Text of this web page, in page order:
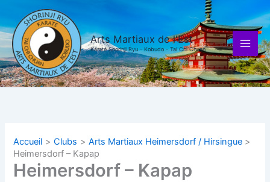
contenu
Arts Martiaux de l'Est
Karaté Shorinji Ryu - Kobudo - Tai Chi Chuan
Accueil Clubs
Arts Martiaux Heimersdorf / Hirsingue
Heimersdorf – Kapap
Heimersdorf – Kapap